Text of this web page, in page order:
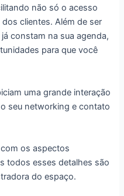
não só o acesso
clientes. Além de ser
constam na sua agenda,
para que você
uma grande interação
seu networking e contato
os aspectos
todos esses detalhes são
do espaço.